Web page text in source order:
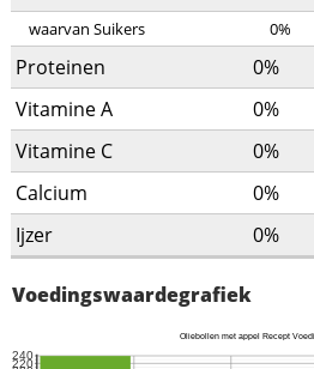
waarvan Suikers
0%
Proteinen 0%
Vitamine A
0%
Vitamine C
0%
Calcium
0%
Ijzer
0%
Voedingswaardegrafiek